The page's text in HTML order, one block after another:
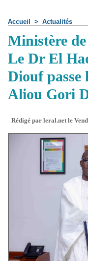
Accueil > Actualités
Ministère
Le Dr El
Diouf passe
Aliou Gori
Rédigé par leral.net le